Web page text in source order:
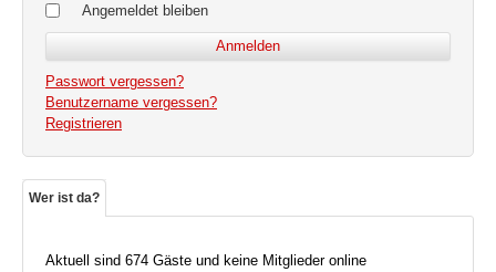
Angemeldet bleiben
Passwort vergessen?
Benutzername vergessen?
Registrieren
Wer ist da?
Aktuell sind 674 Gäste und keine Mitglieder online